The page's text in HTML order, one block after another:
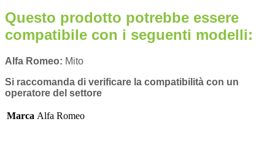
Questo prodotto potrebbe essere
compatibile con i seguenti modelli:
Alfa Romeo: Mito
Si raccomanda di verificare la compatibilità con un
operatore del settore
Marca Alfa Romeo